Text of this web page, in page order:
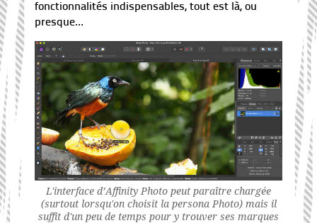
fonctionnalités indispensables, tout est là, ou
presque…
L'interface d’Affinity Photo peut paraître chargée
(surtout lorsqu'on choisit la persona Photo) mais il
suffit d'un peu de temps pour y trouver ses marques